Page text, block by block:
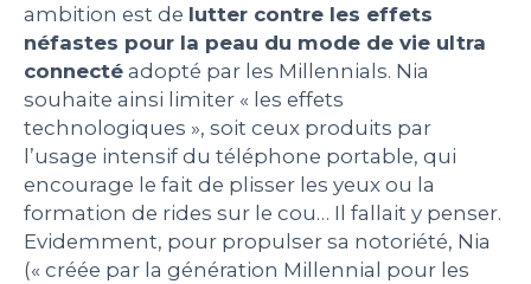
ambition est de lutter contre les effets
néfastes pour la peau du mode de vie ultra
connecté adopté par les Millennials. Nia
souhaite ainsi limiter « les effets
technologiques », soit ceux produits par
l’usage intensif du téléphone portable, qui
encourage le fait de plisser les yeux ou la
formation de rides sur le cou… Il fallait y penser.
Evidemment, pour propulser sa notoriété, Nia
(« créée par la génération Millennial pour les